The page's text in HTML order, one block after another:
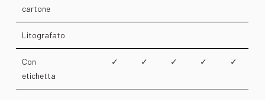
cartone
Litografato
Con
etichetta
✓ ✓ ✓ ✓ ✓